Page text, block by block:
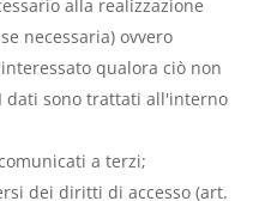
alla realizzazione
necessaria) ovvero
qualora ciò non
dati sono trattati all'interno
a terzi;
dei diritti di accesso (art.